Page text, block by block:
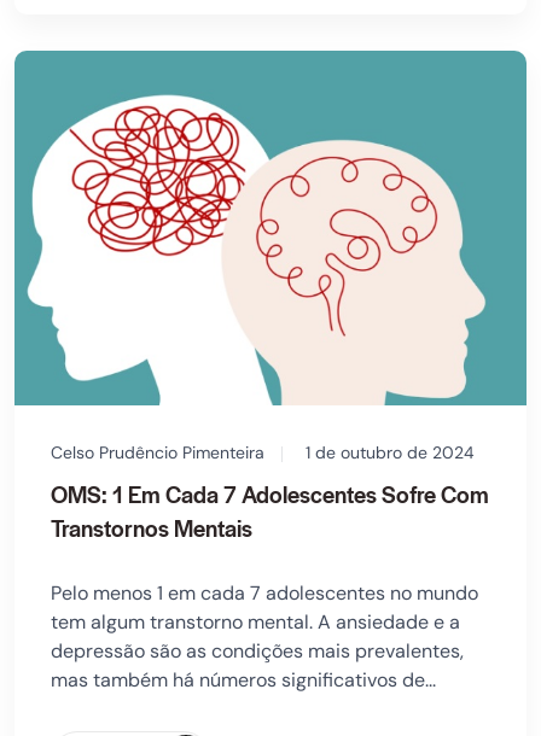
Celso Prudêncio Pimenteira 1 de outubro de 2024
OMS: 1 Em Cada 7 Adolescentes Sofre Com
Transtornos Mentais
Pelo menos 1 em cada 7 adolescentes no mundo
tem algum transtorno mental. A ansiedade e a
depressão são as condições mais prevalentes,
mas também há números significativos de...